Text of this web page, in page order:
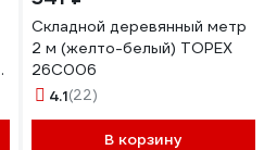
Складной деревянный метр
2 м (желто-белый) TOPEX
26C006
4.1(22)
В корзину